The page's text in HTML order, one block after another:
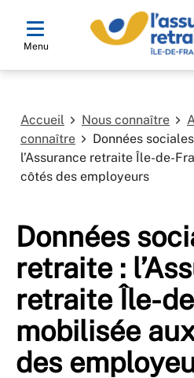
Menu
Accueil Nous connaître
connaître
Données
l’Assurance retraite Île-de-
côtés des employeurs
Données
retraite :
retraite Île-
mobilisée
des